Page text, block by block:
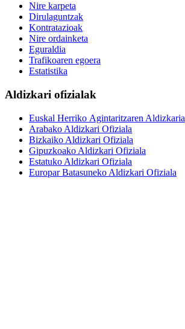
Nire karpeta
Dirulaguntzak
Kontratazioak
Nire ordainketa
Eguraldia
Trafikoaren egoera
Estatistika
Aldizkari ofizialak
Euskal Herriko Agintaritzaren Aldizkaria
Arabako Aldizkari Ofiziala
Bizkaiko Aldizkari Ofiziala
Gipuzkoako Aldizkari Ofiziala
Estatuko Aldizkari Ofiziala
Europar Batasuneko Aldizkari Ofiziala